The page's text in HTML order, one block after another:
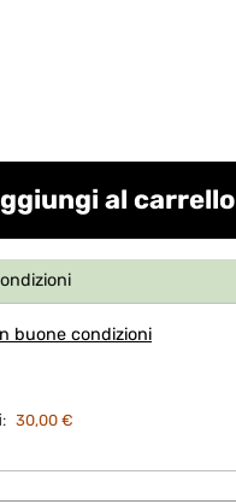
al carrello
buone condizioni
30,00 €